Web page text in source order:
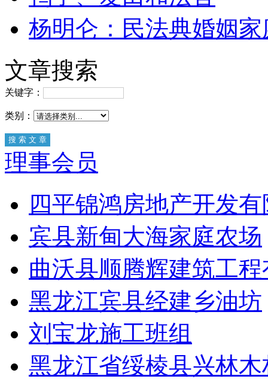
杨明仑：民法典婚姻
文章搜索
关键字：
类别：
理事会员
四平锦鸿房地产开发
宾县新甸大海家庭农场
曲沃县顺腾辉建筑工
黑龙江宾县经建乡油坊
刘宝龙施工班组
黑龙江省绥棱县兴林